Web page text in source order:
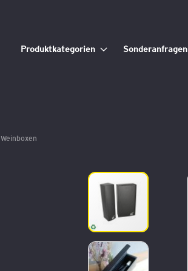
Produktkategorien Sonderanfragen
Weinboxen
Zum
Ende
Bildergalerie
springen